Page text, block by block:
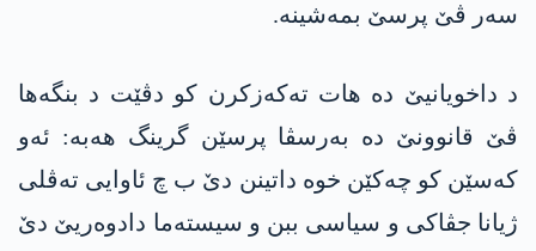
سەر ڤێ پرسێ بمەشینە.
د داخویانیێ دە ھات تەکەزکرن کو دڤێت د بنگەھا
ڤێ قانوونێ دە بەرسڤا پرسێن گرینگ ھەبە: ئەو
کەسێن کو چەکێن خوە داتینن دێ ب چ ئاوایی تەڤلی
ژیانا جڤاکی و سیاسی ببن و سیستەما دادوەریێ دێ